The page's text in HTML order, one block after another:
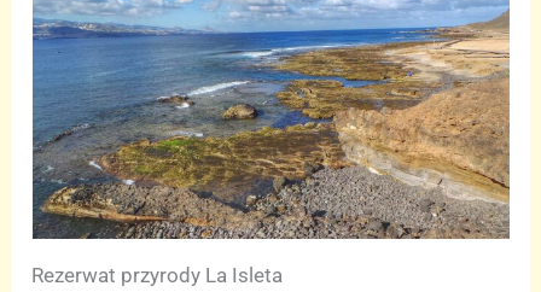
Rezerwat przyrody La Isleta